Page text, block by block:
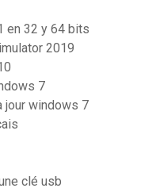
en 32 y 64 bits
2019
7
jour windows 7
clé usb